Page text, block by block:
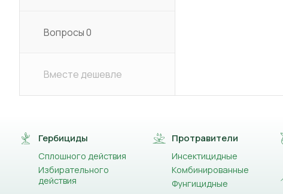
Вопросы0
Вместе дешевле
Гербициды
Сплошного действия
Избирательного
действия
Протравители
Инсектицидные
Комбинированные
Фунгицидные